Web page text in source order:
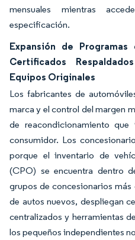
mensuales mientras
especificación.
Expansión de
Certificados
Equipos Originales
Los fabricantes de
marca y el control del margen
de reacondicionamiento que
consumidor. Los
porque el inventario de
(CPO) se encuentra dentro
grupos de concesionarios
de autos nuevos, despliegan
centralizados y herramientas
los pequeños independientes